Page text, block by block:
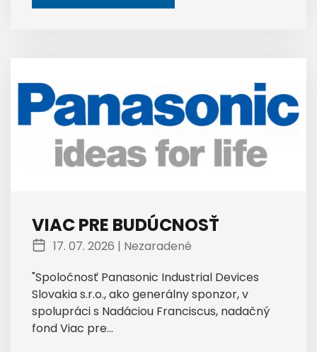
VIAC PRE BUDÚCNOSŤ
17. 07. 2026 | Nezaradené
"Spoločnosť Panasonic Industrial Devices
Slovakia s.r.o., ako generálny sponzor, v
spolupráci s Nadáciou Franciscus, nadačný
fond Viac pre...